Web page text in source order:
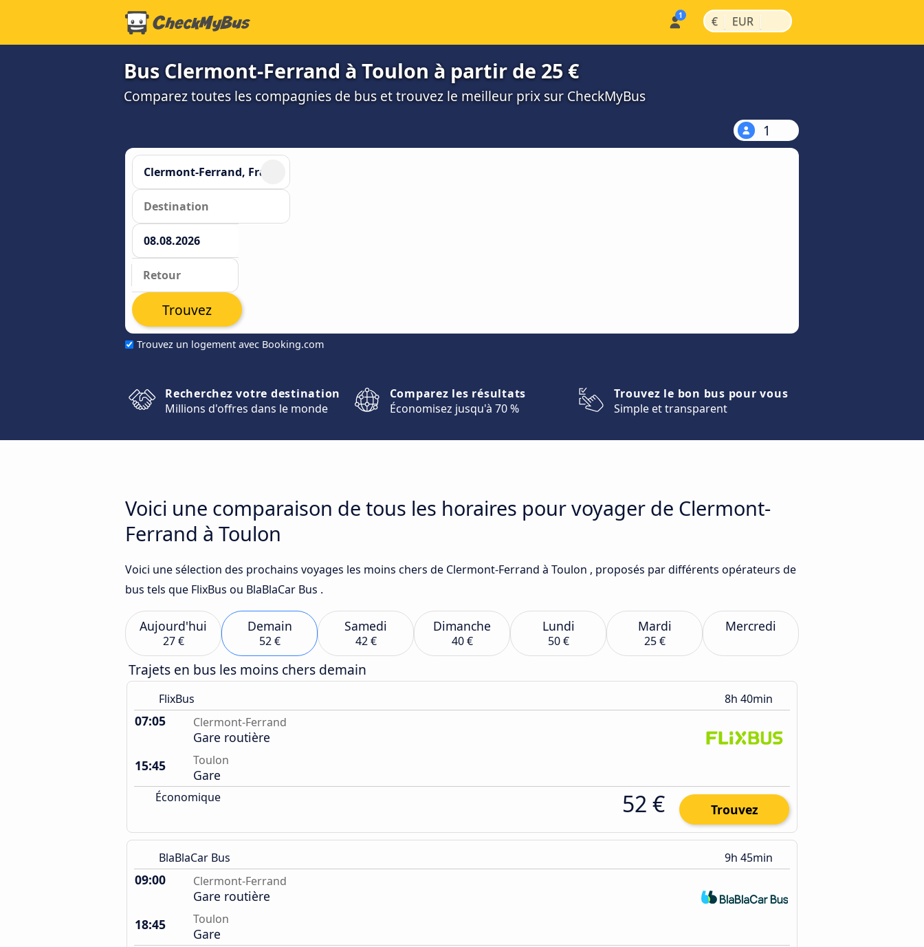
€ | EUR |
Bus Clermont-Ferrand à Toulon à partir de 25 €
Comparez toutes les compagnies de bus et trouvez le meilleur prix sur CheckMyBus
1
Trouvez un logement avec Booking.com
Trouvez
Recherchez votre destination
Millions d'offres dans le monde
Comparez les résultats
Économisez jusqu'à 70 %
Trouvez le bon bus pour vous
Simple et transparent
Voici une comparaison de tous les horaires pour voyager de Clermont-
Ferrand à Toulon
Voici une sélection des prochains voyages les moins chers de Clermont-Ferrand à Toulon , proposés par différents opérateurs de
bus tels que FlixBus ou BlaBlaCar Bus .
Aujourd'hui
27 €
Demain
52 €
Samedi
42 €
Dimanche
40 €
Lundi
50 €
Mardi
25 €
Mercredi
Trajets en bus les moins chers demain
FlixBus 8h 40min
07:05 Clermont-Ferrand
Gare routière
15:45
Toulon
Gare
Économique 52 € Trouvez
BlaBlaCar Bus 9h 45min
09:00 Clermont-Ferrand
Gare routière
18:45
Toulon
Gare